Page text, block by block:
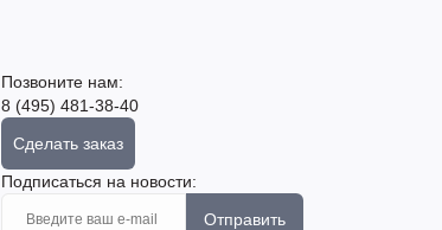
Позвоните нам:
8 (495) 481-38-40
Сделать заказ
Подписаться на новости:
Отправить